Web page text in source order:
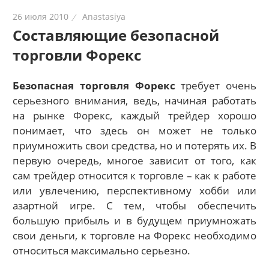
финансовых
рынках:
стратегии,
сигналы,
новости…
26 июля 2010 Anastasiya
Составляющие безопасной
торговли Форекс
Безопасная торговля Форекс требует очень
серьезного внимания, ведь, начиная работать
на рынке Форекс, каждый трейдер хорошо
понимает, что здесь он может не только
приумножить свои средства, но и потерять их. В
первую очередь, многое зависит от того, как
сам трейдер относится к торговле – как к работе
или увлечению, перспективному хобби или
азартной игре. С тем, чтобы обеспечить
большую прибыль и в будущем приумножать
свои деньги, к торговле на Форекс необходимо
относиться максимально серьезно.